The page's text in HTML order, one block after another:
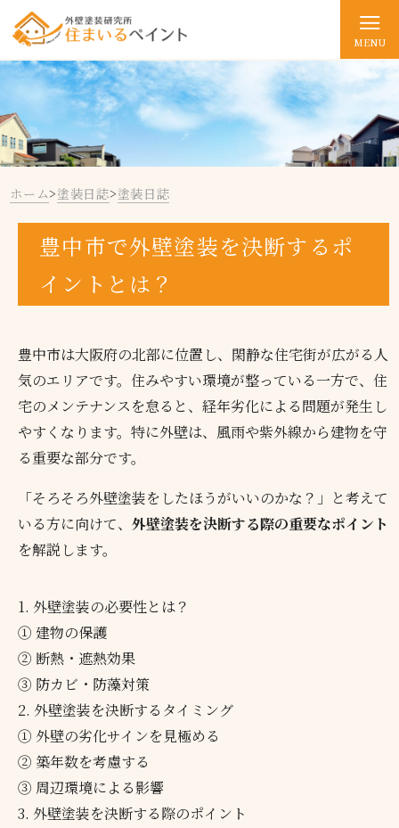
MENU
ホーム>塗装日誌>塗装日誌
豊中市で外壁塗装を決断するポ
イントとは？
豊中市は大阪府の北部に位置し、閑静な住宅街が広がる人
気のエリアです。住みやすい環境が整っている一方で、住
宅のメンテナンスを怠ると、経年劣化による問題が発生し
やすくなります。特に外壁は、風雨や紫外線から建物を守
る重要な部分です。
「そろそろ外壁塗装をしたほうがいいのかな？」と考えて
いる方に向けて、外壁塗装を決断する際の重要なポイント
を解説します。
1. 外壁塗装の必要性とは？
① 建物の保護
② 断熱・遮熱効果
③ 防カビ・防藻対策
2. 外壁塗装を決断するタイミング
① 外壁の劣化サインを見極める
② 築年数を考慮する
③ 周辺環境による影響
3. 外壁塗装を決断する際のポイント